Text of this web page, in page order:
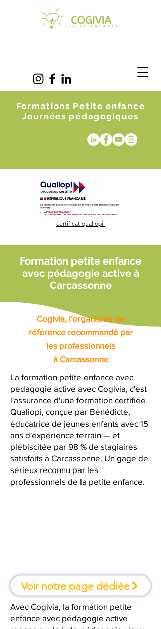
Formations Petite enfance
Journées pédagogiques
certificat qualiopi
Formation petite enfance
avec pédagogie active à
Carcassonne
Cogivia, l'organisme de
référence recommandé par
les professionnels
à Carcassonne
La formation petite enfance avec
pédagogie active avec Cogivia, c'est
l'assurance d'une formation certifiée
Qualiopi, conçue par Bénédicte,
éducatrice de jeunes enfants avec 15
ans d'expérience terrain — et
plébiscitée par 98 % de stagiaires
satisfaits à Carcassonne. Un gage de
sérieux reconnu par les
professionnels de la petite enfance.
Voir notre page dédiée
Avec Cogivia, la formation petite
enfance avec pédagogie active